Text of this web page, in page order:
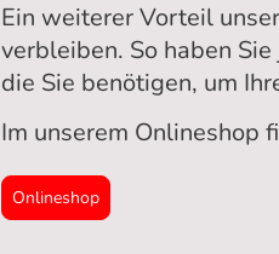
Ein weiterer Vorteil
verbleiben. So haben
die Sie benötigen, um
Im unserem Onlineshop
Onlineshop